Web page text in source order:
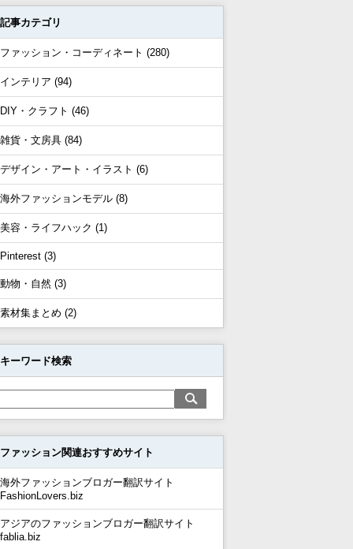
記事カテゴリ
ファッション・コーディネート (280)
インテリア (94)
DIY・クラフト (46)
雑貨・文房具 (84)
デザイン・アート・イラスト (6)
海外ファッションモデル (8)
美容・ライフハック (1)
Pinterest (3)
動物・自然 (3)
素材集まとめ (2)
キーワード検索
ファッション関連おすすめサイト
海外ファッションブロガー翻訳サイト
FashionLovers.biz
アジアのファッションブロガー翻訳サイト
fablia.biz